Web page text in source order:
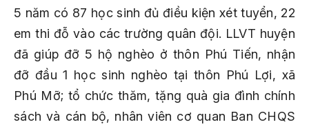
5 năm có 87 học sinh đủ điều kiện xét tuyển, 22
em thi đỗ vào các trường quân đội. LLVT huyện
đã giúp đỡ 5 hộ nghèo ở thôn Phú Tiến, nhận
đỡ đầu 1 học sinh nghèo tại thôn Phú Lợi, xã
Phú Mỡ; tổ chức thăm, tặng quà gia đình chính
sách và cán bộ, nhân viên cơ quan Ban CHQS